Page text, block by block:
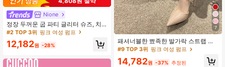
Nione
정장 두꺼운 굽 파티 글리터 슈즈, 치
파오 드레스 웨딩 슈즈, 신부 슈즈, 들
여성용
#2 TOP 3위 핑크 여성 펌프
12,182원 -28%
7
패셔너블한 뾰족한 발가락 스트랩 하
이힐 펌프스, 편안하고 다용도, 우아
#9 TOP 3위 핑크 여성 펌프
14,782원 -37% 추정된